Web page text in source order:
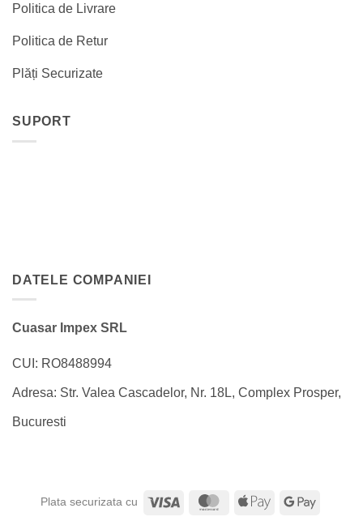
Politica de Livrare
Politica de Retur
Plăți Securizate
SUPORT
DATELE COMPANIEI
Cuasar Impex SRL
CUI: RO8488994
Adresa: Str. Valea Cascadelor, Nr. 18L, Complex Prosper,
Bucuresti
Plata securizata cu Visa MasterCardApple
Google